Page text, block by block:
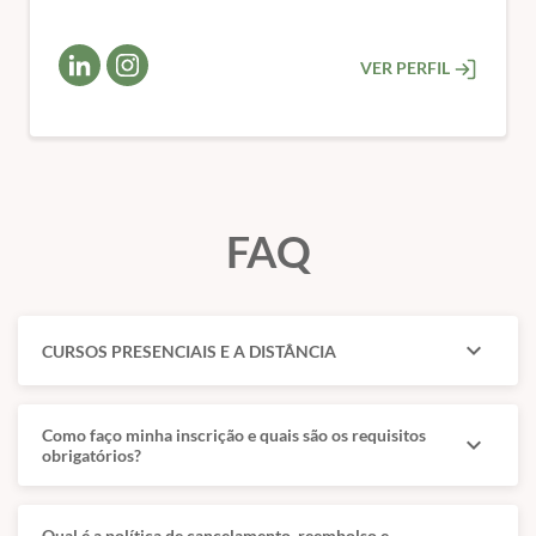
VER PERFIL
FAQ
CURSOS PRESENCIAIS E A DISTÂNCIA expand_more
Como faço minha inscrição e quais são os requisitos
obrigatórios?
expand_more